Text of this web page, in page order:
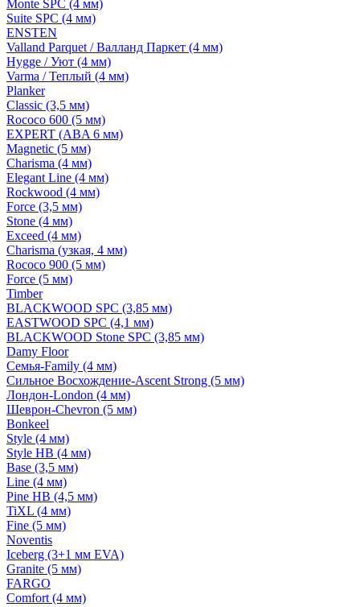
Monte SPC (4 мм)
Suite SPC (4 мм)
ENSTEN
Valland Parquet / Валланд Паркет (4 мм)
Hygge / Уют (4 мм)
Varma / Теплый (4 мм)
Planker
Classic (3,5 мм)
Rococo 600 (5 мм)
EXPERT (ABA 6 мм)
Magnetic (5 мм)
Charisma (4 мм)
Elegant Line (4 мм)
Rockwood (4 мм)
Force (3,5 мм)
Stone (4 мм)
Exceed (4 мм)
Charisma (узкая, 4 мм)
Rococo 900 (5 мм)
Force (5 мм)
Timber
BLACKWOOD SPC (3,85 мм)
EASTWOOD SPC (4,1 мм)
BLACKWOOD Stone SPC (3,85 мм)
Damy Floor
Семья-Family (4 мм)
Сильное Восхождение-Ascent Strong (5 мм)
Лондон-London (4 мм)
Шеврон-Chevron (5 мм)
Bonkeel
Style (4 мм)
Style HB (4 мм)
Base (3,5 мм)
Line (4 мм)
Pine HB (4,5 мм)
TiXL (4 мм)
Fine (5 мм)
Noventis
Iceberg (3+1 мм EVA)
Granite (5 мм)
FARGO
Comfort (4 мм)